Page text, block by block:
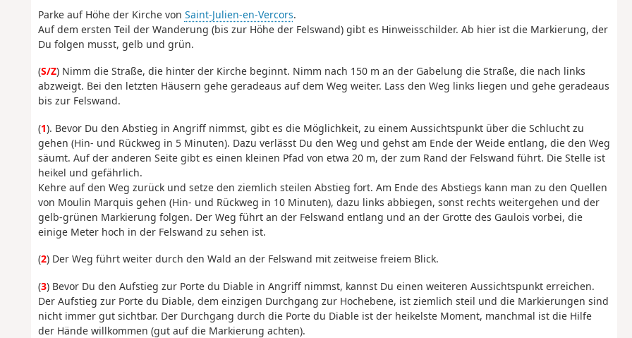
Parke auf Höhe der Kirche von Saint-Julien-en-Vercors.
Auf dem ersten Teil der Wanderung (bis zur Höhe der Felswand) gibt es Hinweisschilder. Ab hier ist die Markierung, der
Du folgen musst, gelb und grün.
(S/Z) Nimm die Straße, die hinter der Kirche beginnt. Nimm nach 150 m an der Gabelung die Straße, die nach links
abzweigt. Bei den letzten Häusern gehe geradeaus auf dem Weg weiter. Lass den Weg links liegen und gehe geradeaus
bis zur Felswand.
(1). Bevor Du den Abstieg in Angriff nimmst, gibt es die Möglichkeit, zu einem Aussichtspunkt über die Schlucht zu
gehen (Hin- und Rückweg in 5 Minuten). Dazu verlässt Du den Weg und gehst am Ende der Weide entlang, die den Weg
säumt. Auf der anderen Seite gibt es einen kleinen Pfad von etwa 20 m, der zum Rand der Felswand führt. Die Stelle ist
heikel und gefährlich.
Kehre auf den Weg zurück und setze den ziemlich steilen Abstieg fort. Am Ende des Abstiegs kann man zu den Quellen
von Moulin Marquis gehen (Hin- und Rückweg in 10 Minuten), dazu links abbiegen, sonst rechts weitergehen und der
gelb-grünen Markierung folgen. Der Weg führt an der Felswand entlang und an der Grotte des Gaulois vorbei, die
einige Meter hoch in der Felswand zu sehen ist.
(2) Der Weg führt weiter durch den Wald an der Felswand mit zeitweise freiem Blick.
(3) Bevor Du den Aufstieg zur Porte du Diable in Angriff nimmst, kannst Du einen weiteren Aussichtspunkt erreichen.
Der Aufstieg zur Porte du Diable, dem einzigen Durchgang zur Hochebene, ist ziemlich steil und die Markierungen sind
nicht immer gut sichtbar. Der Durchgang durch die Porte du Diable ist der heikelste Moment, manchmal ist die Hilfe
der Hände willkommen (gut auf die Markierung achten).